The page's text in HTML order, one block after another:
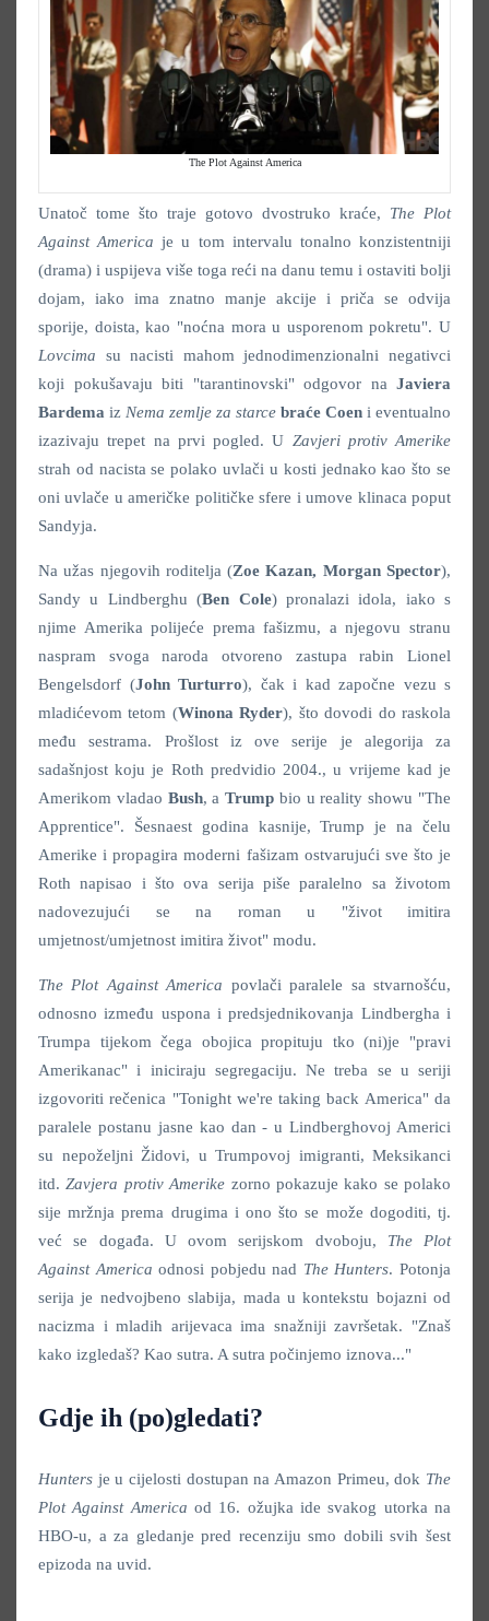
The Plot Against America
Unatoč tome što traje gotovo dvostruko kraće, The Plot
Against America je u tom intervalu tonalno konzistentniji
(drama) i uspijeva više toga reći na danu temu i ostaviti bolji
dojam, iako ima znatno manje akcije i priča se odvija
sporije, doista, kao "noćna mora u usporenom pokretu". U
Lovcima su nacisti mahom jednodimenzionalni negativci
koji pokušavaju biti "tarantinovski" odgovor na Javiera
Bardema iz Nema zemlje za starce braće Coen i eventualno
izazivaju trepet na prvi pogled. U Zavjeri protiv Amerike
strah od nacista se polako uvlači u kosti jednako kao što se
oni uvlače u američke političke sfere i umove klinaca poput
Sandyja.
Na užas njegovih roditelja (Zoe Kazan, Morgan Spector),
Sandy u Lindberghu (Ben Cole) pronalazi idola, iako s
njime Amerika polijeće prema fašizmu, a njegovu stranu
naspram svoga naroda otvoreno zastupa rabin Lionel
Bengelsdorf (John Turturro), čak i kad započne vezu s
mladićevom tetom (Winona Ryder), što dovodi do raskola
među sestrama. Prošlost iz ove serije je alegorija za
sadašnjost koju je Roth predvidio 2004., u vrijeme kad je
Amerikom vladao Bush, aTrump bio u reality showu "The
Apprentice". Šesnaest godina kasnije, Trump je na čelu
Amerike i propagira moderni fašizam ostvarujući sve što je
Roth napisao i što ova serija piše paralelno sa životom
nadovezujući se na roman u "život imitira
umjetnost/umjetnost imitira život" modu.
The Plot Against America povlači paralele sa stvarnošću,
odnosno između uspona i predsjednikovanja Lindbergha i
Trumpa tijekom čega obojica propituju tko (ni)je "pravi
Amerikanac" i iniciraju segregaciju. Ne treba se u seriji
izgovoriti rečenica "Tonight we're taking back America" da
paralele postanu jasne kao dan - u Lindberghovoj Americi
su nepoželjni Židovi, u Trumpovoj imigranti, Meksikanci
itd.Zavjera protiv Amerike zorno pokazuje kako se polako
sije mržnja prema drugima i ono što se može dogoditi, tj.
već se događa. U ovom serijskom dvoboju, The Plot
Against America odnosi pobjedu nad The Hunters. Potonja
serija je nedvojbeno slabija, mada u kontekstu bojazni od
nacizma i mladih arijevaca ima snažniji završetak. "Znaš
kako izgledaš? Kao sutra. A sutra počinjemo iznova..."
Gdje ih (po)gledati?
Hunters je u cijelosti dostupan na Amazon Primeu, dok The
Plot Against America od 16. ožujka ide svakog utorka na
HBO-u, a za gledanje pred recenziju smo dobili svih šest
epizoda na uvid.